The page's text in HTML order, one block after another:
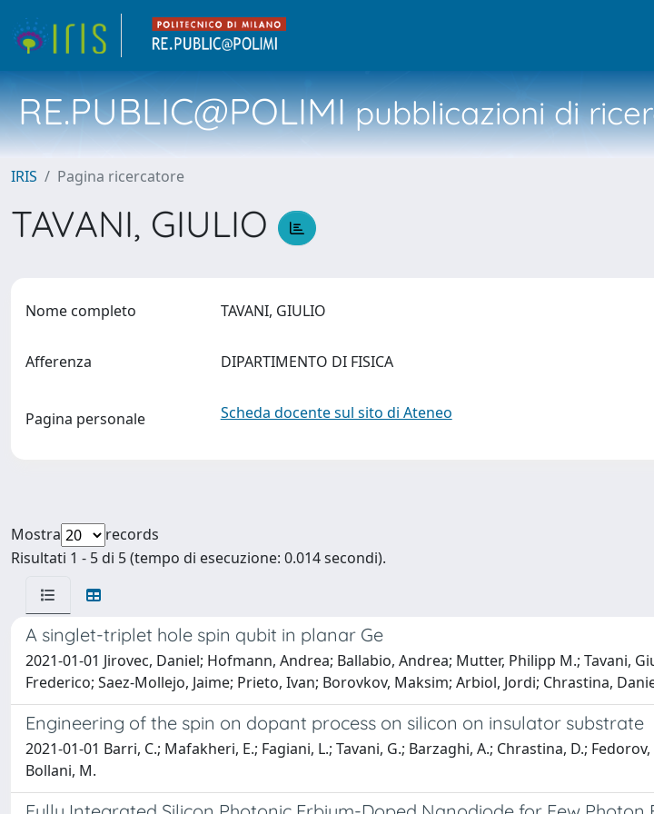
RE.PUBLIC@POLIMIpubblicazioni di
IRIS Pagina ricercatore
TAVANI, GIULIO
Nome completo TAVANI, GIULIO
Afferenza DIPARTIMENTO DI FISICA
Pagina personale Scheda docente sul sito di Ateneo
Mostra
records
Risultati 1 - 5 di 5 (tempo di esecuzione: 0.014 secondi).
A singlet-triplet hole spin qubit in planar Ge
2021-01-01 Jirovec, Daniel; Hofmann, Andrea; Ballabio, Andrea; Mutter, Philipp M.; Tavani,
Frederico; Saez-Mollejo, Jaime; Prieto, Ivan; Borovkov, Maksim; Arbiol, Jordi; Chrastina,
Engineering of the spin on dopant process on silicon on insulator substrate
2021-01-01 Barri, C.; Mafakheri, E.; Fagiani, L.; Tavani, G.; Barzaghi, A.; Chrastina, D.;
Bollani, M.